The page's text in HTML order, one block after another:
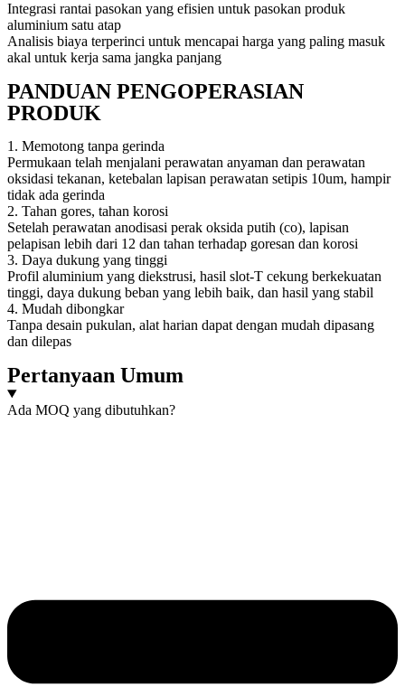
Integrasi rantai pasokan yang efisien untuk pasokan produk
aluminium satu atap
Analisis biaya terperinci untuk mencapai harga yang paling masuk
akal untuk kerja sama jangka panjang
PANDUAN PENGOPERASIAN
PRODUK
1. Memotong tanpa gerinda
Permukaan telah menjalani perawatan anyaman dan perawatan
oksidasi tekanan, ketebalan lapisan perawatan setipis 10um, hampir
tidak ada gerinda
2. Tahan gores, tahan korosi
Setelah perawatan anodisasi perak oksida putih (co), lapisan
pelapisan lebih dari 12 dan tahan terhadap goresan dan korosi
3. Daya dukung yang tinggi
Profil aluminium yang diekstrusi, hasil slot-T cekung berkekuatan
tinggi, daya dukung beban yang lebih baik, dan hasil yang stabil
4. Mudah dibongkar
Tanpa desain pukulan, alat harian dapat dengan mudah dipasang
dan dilepas
Pertanyaan Umum
Ada MOQ yang dibutuhkan?